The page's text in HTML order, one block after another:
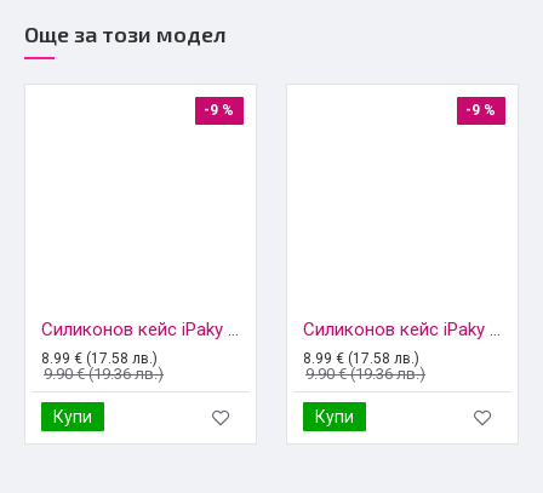
Още за този модел
-9 %
Силиконов кейс iPaky матиран, За iPhone 17 Pro Max (6.9), Черен
8.99 € (17.58 лв.)
9.90 € (19.36 лв.)
Купи
-9 %
Силиконов кейс iPaky матиран, За iPhone 17 Pro Max (6.9), Тъмносин
8.99 € (17.58 лв.)
9.90 € (19.36 лв.)
Купи